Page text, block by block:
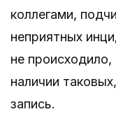
коллегами,
неприятных
не
наличии
запись.